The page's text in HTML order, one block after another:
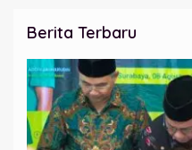
Berita Terbaru